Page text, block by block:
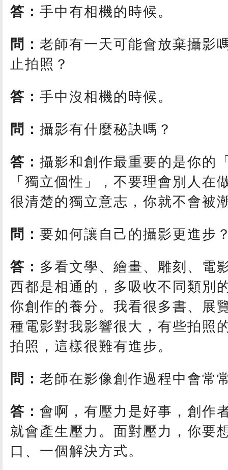
答： 手中有相機的時候。
問： 老師有一天可能會放棄攝影
止拍照？
答： 手中沒相機的時候。
問： 攝影有什麼秘訣嗎？
答： 攝影和創作最重要的是你的
「獨立個性」，不要理會別人在
很清楚的獨立意志，你就不會被
問： 要如何讓自己的攝影更進步
答： 多看文學、繪畫、雕刻、
西都是相通的，多吸收不同類別
你創作的養分。我看很多書、展
種電影對我影響很大，有些拍照
拍照，這樣很難有進步。
問： 老師在影像創作過程中會常
答： 會啊，有壓力是好事，創作
就會產生壓力。面對壓力，你要
口、一個解決方式。